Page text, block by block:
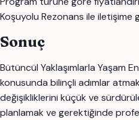
Koşuyolu Rezonans ile iletişime
Sonuç
Bütüncül Yaklaşımlarla Yaşam
konusunda bilinçli adımlar
değişikliklerini küçük ve
planlamak ve gerektiğinde